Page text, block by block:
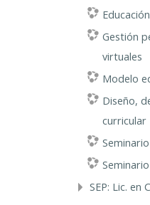
Gestión
virtuales
Modelo
Diseño,
curricular
SEP: Lic. en